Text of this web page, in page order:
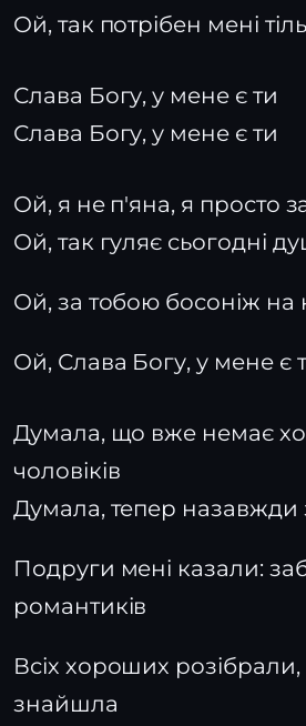
Ой, так потрібен мені
Слава Богу, у мене є ти
Слава Богу, у мене є ти
Ой, я не п'яна, я просто
Ой, так гуляє сьогодні
Ой, за тобою босоніж на
Ой, Слава Богу, у мене є
Думала, що вже немає
чоловіків
Думала, тепер назавжди
Подруги мені казали:
романтиків
Всіх хороших розібрали,
знайшла